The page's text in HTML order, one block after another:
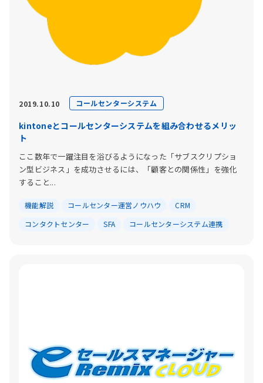
2019.10.10 コールセンターシステム
kintoneとコールセンターシステムを組み合わせるメリッ
ト
ここ数年で一躍注目を浴びるようになった「サブスクリプショ
ン型ビジネス」を成功させるには、「顧客との関係性」を強化
すること...
機能解説 コールセンター運営ノウハウ
CRM
コンタクトセンター
SFA コールセンターシステム連携